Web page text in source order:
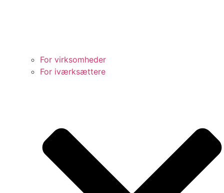
For virksomheder
For iværksættere